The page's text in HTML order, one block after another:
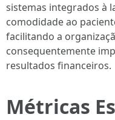
sistemas integrados à
comodidade ao
facilitando a
consequentemente
resultados financeiros.
Métricas